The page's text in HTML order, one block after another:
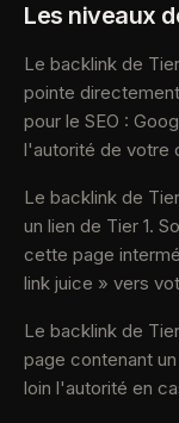
Les niveaux
Le backlink de
pointe
pour le SEO :
l'autorité de votre
Le backlink de
un lien de Tier 1.
cette page
link juice » vers
Le backlink de
page contenant
loin l'autorité en